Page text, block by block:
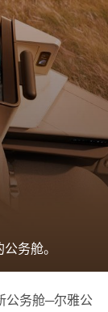
务舱。
公务舱─尔雅公